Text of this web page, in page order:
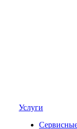
Услуги